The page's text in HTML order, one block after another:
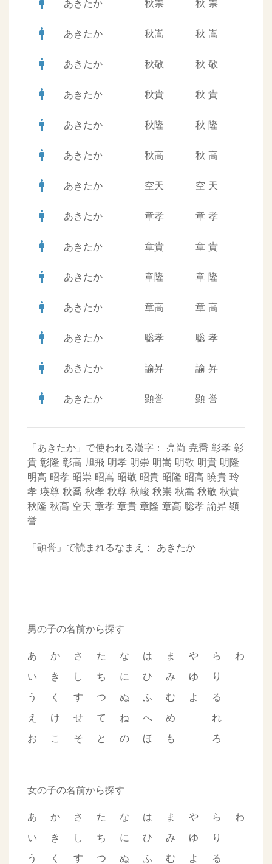
man あきたか 秋崇 秋 崇
man あきたか 秋嵩 秋 嵩
man あきたか 秋敬 秋 敬
man あきたか 秋貴 秋 貴
man あきたか 秋隆 秋 隆
man あきたか 秋高 秋 高
man あきたか 空天 空 天
man あきたか 章孝 章 孝
man あきたか 章貴 章 貴
man あきたか 章隆 章 隆
man あきたか 章高 章 高
man あきたか 聡孝 聡 孝
man あきたか 諭昇 諭 昇
man あきたか 顕誉 顕 誉
「あきたか」で使われる漢字： 亮尚 尭喬 彰孝 彰
貴 彰隆 彰高 旭飛 明孝 明崇 明嵩 明敬 明貴 明隆
明高 昭孝 昭崇 昭嵩 昭敬 昭貴 昭隆 昭高 暁貴 玲
孝 瑛尊 秋喬 秋孝 秋尊 秋峻 秋崇 秋嵩 秋敬 秋貴
秋隆 秋高 空天 章孝 章貴 章隆 章高 聡孝 諭昇 顕
誉
「顕誉」で読まれるなまえ： あきたか
男の子の名前から探す
あ
い
う
え
お
か
き
く
け
こ
さ
し
す
せ
そ
た
ち
つ
て
と
な
に
ぬ
ね
の
は
ひ
ふ
へ
ほ
ま
み
む
め
も
や
ゆ
よ
ら
り
る
れ
ろ
わ
女の子の名前から探す
あ
い
う
か
き
く
さ
し
す
た
ち
つ
な
に
ぬ
は
ひ
ふ
ま
み
む
や
ゆ
よ
ら
り
る
わ